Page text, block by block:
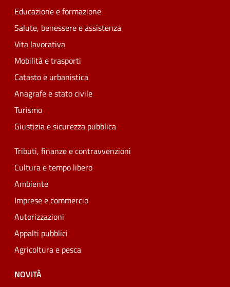
Educazione e formazione
Salute, benessere e assistenza
Vita lavorativa
Mobilità e trasporti
Catasto e urbanistica
Anagrafe e stato civile
Turismo
Giustizia e sicurezza pubblica
Tributi, finanze e contravvenzioni
Cultura e tempo libero
Ambiente
Imprese e commercio
Autorizzazioni
Appalti pubblici
Agricoltura e pesca
NOVITÀ